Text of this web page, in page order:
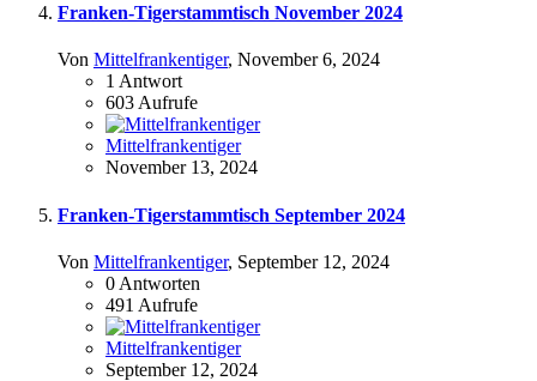
Franken-Tigerstammtisch November 2024
Von Mittelfrankentiger, November 6, 2024
1 Antwort
603 Aufrufe
Mittelfrankentiger
November 13, 2024
Franken-Tigerstammtisch September 2024
Von Mittelfrankentiger, September 12, 2024
0 Antworten
491 Aufrufe
Mittelfrankentiger
September 12, 2024